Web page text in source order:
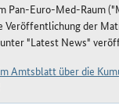
Pan-Euro-Med-Raum
Veröffentlichung der
"Latest News"
Amtsblatt über die